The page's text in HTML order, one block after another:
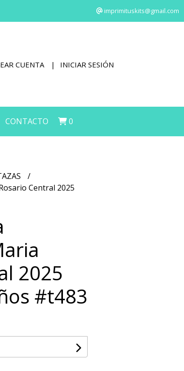
imprimituskits@gmail.com
CUENTA INICIAR SESIÓN
CONTACTO 0
Central 2025
2025
#t483